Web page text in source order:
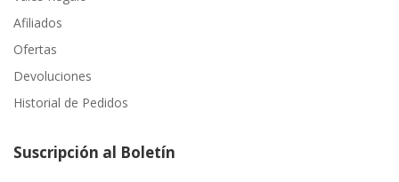
Afiliados
Ofertas
Devoluciones
Historial de Pedidos
Suscripción al Boletín